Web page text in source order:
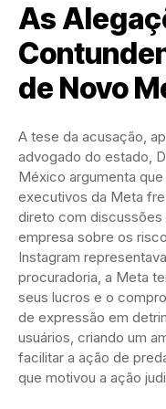
As
de Novo
A tese da acusação,
advogado do estado,
México argumenta
executivos da Meta
direto com discussões
empresa sobre os
Instagram
procuradoria, a Meta
seus lucros e o
de expressão em
usuários, criando um
facilitar a ação de
que motivou a ação